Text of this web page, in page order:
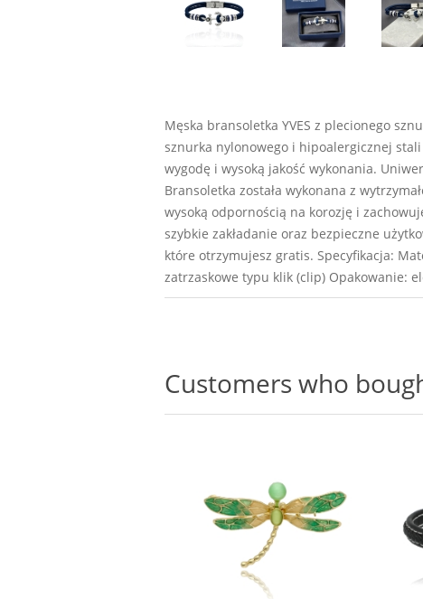
Męska bransoletka YVES z plecionego
sznurka nylonowego i hipoalergicznej
wygodę i wysoką jakość wykonania.
Bransoletka została wykonana z
wysoką odpornością na korozję i
szybkie zakładanie oraz bezpieczne
które otrzymujesz gratis. Specyfikacja:
zatrzaskowe typu klik (clip) Opakowanie:
Customers who